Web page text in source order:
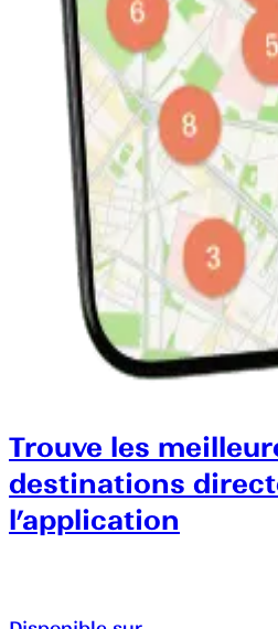
Trouve les
destinations
l’application